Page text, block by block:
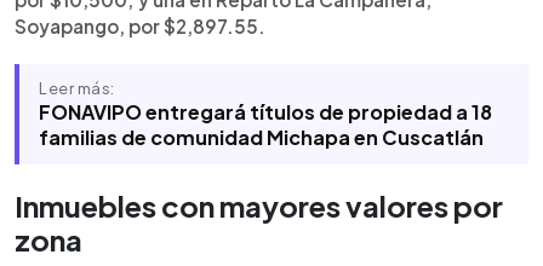
Soyapango, por $2,897.55.
Leer más:
FONAVIPO entregará títulos de propiedad a 18
familias de comunidad Michapa en Cuscatlán
Inmuebles con mayores valores por
zona